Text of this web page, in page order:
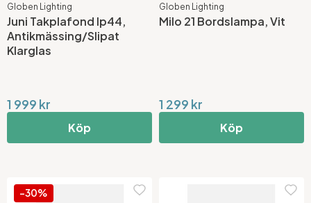
Globen Lighting
Juni Takplafond Ip44,
Antikmässing/Slipat
Klarglas
1 999 kr
Köp
Globen Lighting
Milo 21 Bordslampa, Vit
1 299 kr
Köp
-30%